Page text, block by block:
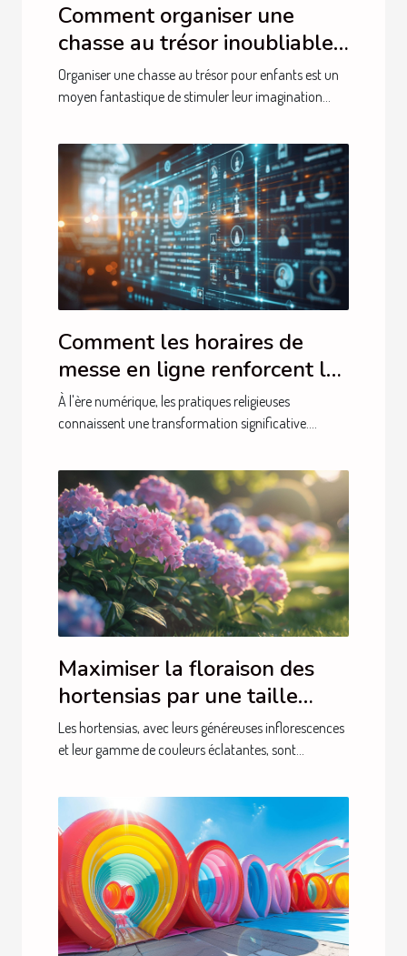
Comment organiser une
chasse au trésor inoubliable
pour enfants
Organiser une chasse au trésor pour enfants est un
moyen fantastique de stimuler leur imagination...
Comment les horaires de
messe en ligne renforcent la
foi communautaire
À l'ère numérique, les pratiques religieuses
connaissent une transformation significative....
Maximiser la floraison des
hortensias par une taille
adéquate
Les hortensias, avec leurs généreuses inflorescences
et leur gamme de couleurs éclatantes, sont...